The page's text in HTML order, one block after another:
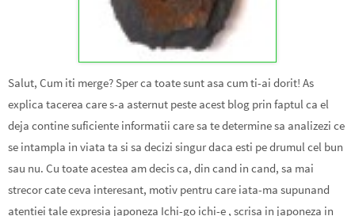
Salut, Cum iti merge? Sper ca toate sunt asa cum ti-ai dorit! As
explica tacerea care s-a asternut peste acest blog prin faptul ca el
deja contine suficiente informatii care sa te determine sa analizezi ce
se intampla in viata ta si sa decizi singur daca esti pe drumul cel bun
sau nu. Cu toate acestea am decis ca, din cand in cand, sa mai
strecor cate ceva interesant, motiv pentru care iata-ma supunand
atentiei tale expresia japoneza Ichi-go ichi-e , scrisa in japoneza in